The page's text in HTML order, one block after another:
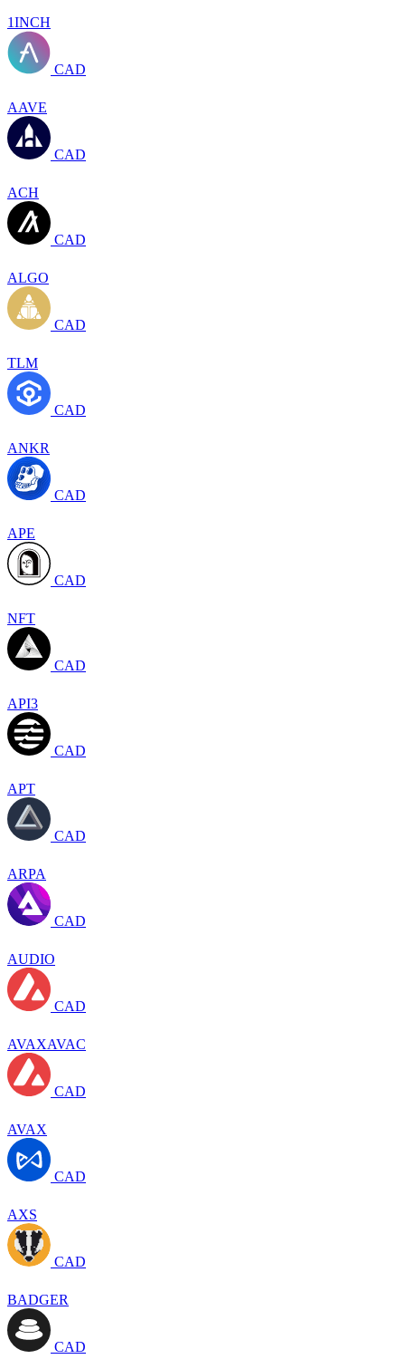
1INCH
CAD
AAVE
CAD
ACH
CAD
ALGO
CAD
TLM
CAD
ANKR
CAD
APE
CAD
NFT
CAD
API3
CAD
APT
CAD
ARPA
CAD
AUDIO
CAD
AVAXAVAC
CAD
AVAX
CAD
AXS
CAD
BADGER
CAD